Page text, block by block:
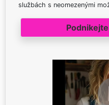
službách s neomezenými